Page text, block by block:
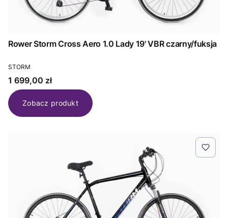
Rower Storm Cross Aero 1.0 Lady 19' VBR czarny/fuksja
PRODUCENT
STORM
Cena
1 699,00 zł
Zobacz produkt